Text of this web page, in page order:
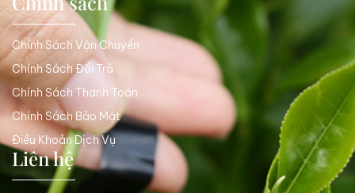
Chính Sách Vận Chuyển
Chính Sách Đổi Trả
Chính Sách Thanh Toán
Chính Sách Bảo Mật
Điều Khoản Dịch Vụ
Liên hệ